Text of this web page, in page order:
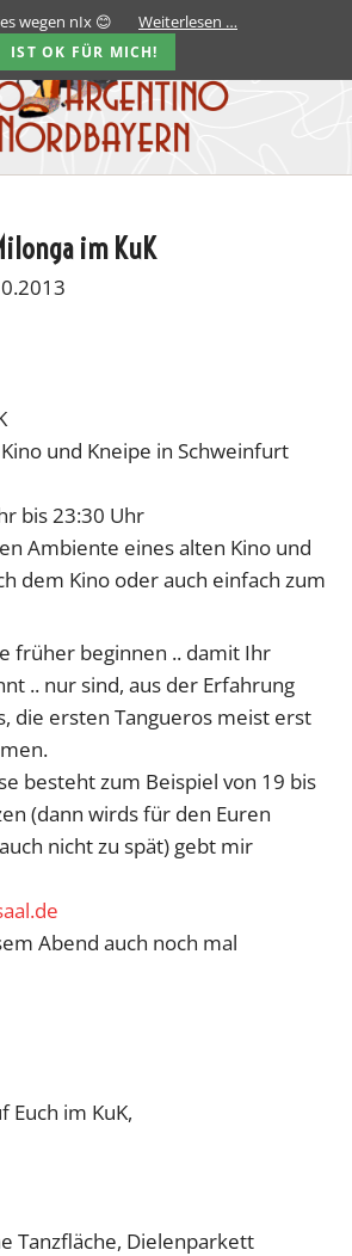
im KuK
und Kneipe in Schweinfurt
bis 23:30 Uhr
Ambiente eines alten Kino und
dem Kino oder auch einfach zum
früher beginnen .. damit Ihr
.. nur sind, aus der Erfahrung
die ersten Tangueros meist erst
besteht zum Beispiel von 19 bis
(dann wirds für den Euren
nicht zu spät) gebt mir
Abend auch noch mal
Euch im KuK,
Tanzfläche, Dielenparkett
wegen nIx 😊 Weiterlesen …
IST OK FÜR MICH!